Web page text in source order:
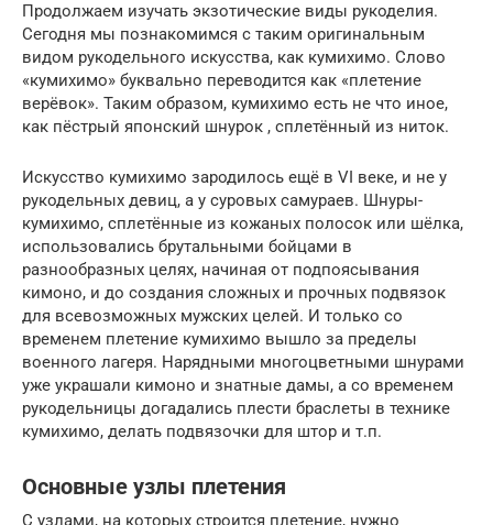
Продолжаем изучать экзотические виды рукоделия.
Сегодня мы познакомимся с таким оригинальным
видом рукодельного искусства, как кумихимо. Слово
«кумихимо» буквально переводится как «плетение
верёвок». Таким образом, кумихимо есть не что иное,
как пёстрый японский шнурок , сплетённый из ниток.
Искусство кумихимо зародилось ещё в VI веке, и не у
рукодельных девиц, а у суровых самураев. Шнуры-
кумихимо, сплетённые из кожаных полосок или шёлка,
использовались брутальными бойцами в
разнообразных целях, начиная от подпоясывания
кимоно, и до создания сложных и прочных подвязок
для всевозможных мужских целей. И только со
временем плетение кумихимо вышло за пределы
военного лагеря. Нарядными многоцветными шнурами
уже украшали кимоно и знатные дамы, а со временем
рукодельницы догадались плести браслеты в технике
кумихимо, делать подвязочки для штор и т.п.
Основные узлы плетения
С узлами, на которых строится плетение, нужно